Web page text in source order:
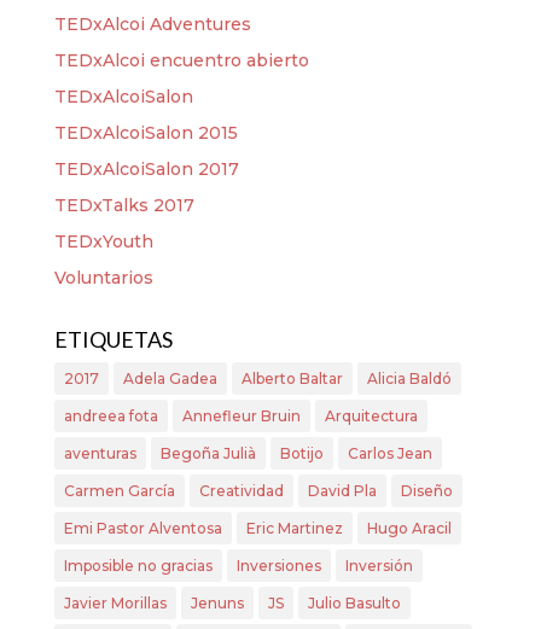
TEDxAlcoi Adventures
TEDxAlcoi encuentro abierto
TEDxAlcoiSalon
TEDxAlcoiSalon 2015
TEDxAlcoiSalon 2017
TEDxTalks 2017
TEDxYouth
Voluntarios
ETIQUETAS
2017 Adela Gadea Alberto Baltar Alicia Baldó
andreea fota Annefleur Bruin Arquitectura
aventuras Begoña Julià Botijo Carlos Jean
Carmen García Creatividad David Pla Diseño
Emi Pastor Alventosa Eric Martinez Hugo Aracil
Imposible no gracias Inversiones Inversión
Javier Morillas Jenuns JS Julio Basulto